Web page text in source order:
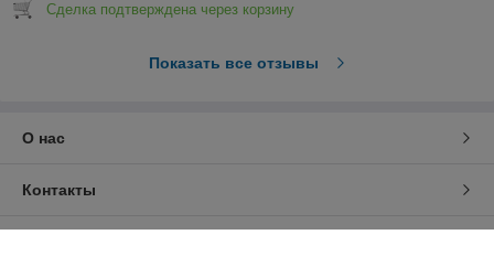
Сделка подтверждена через корзину
Показать все отзывы
О нас
Контакты